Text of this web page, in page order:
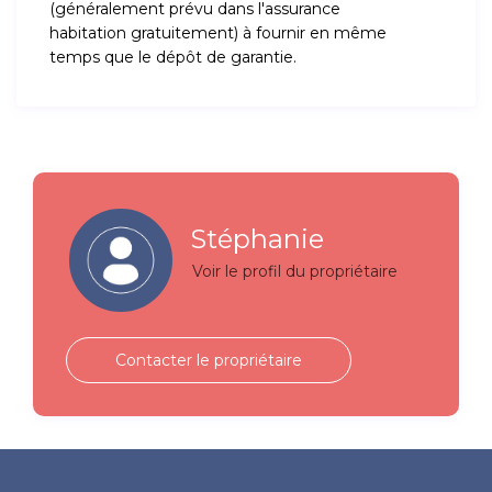
(généralement prévu dans l'assurance
habitation gratuitement) à fournir en même
temps que le dépôt de garantie.
Stéphanie
Voir le profil du propriétaire
Contacter le propriétaire